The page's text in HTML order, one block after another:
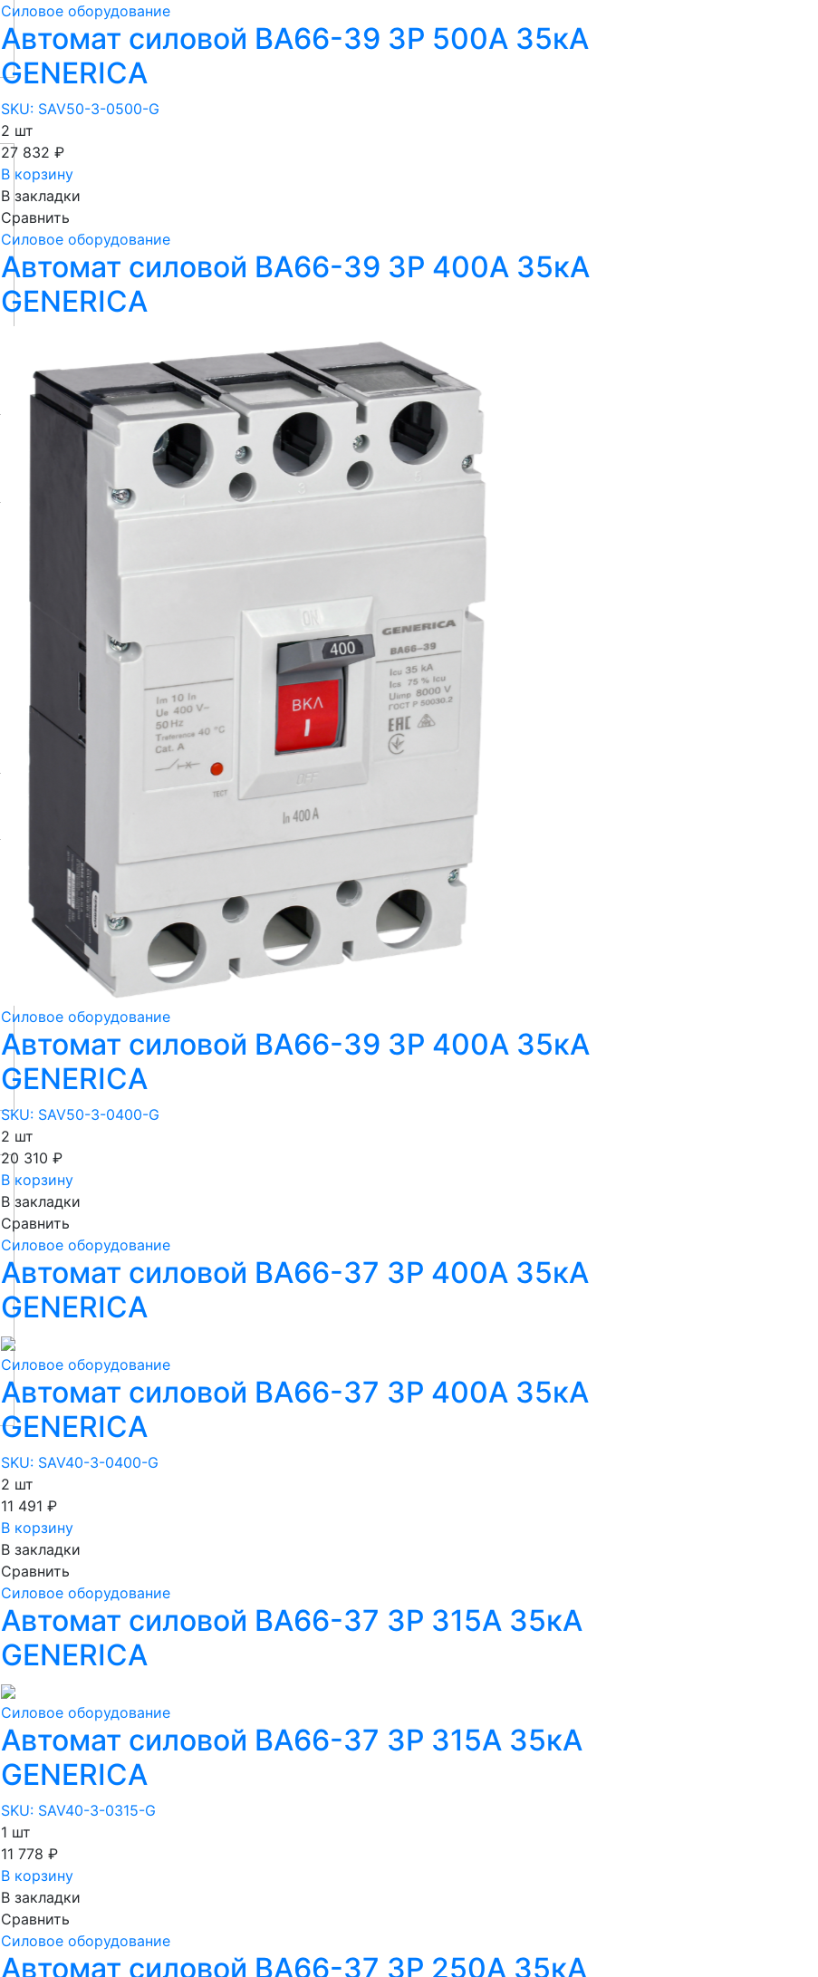
Силовое оборудование
Автомат силовой ВА66-39 3Р 500А 35кА
GENERICA
SKU: SAV50-3-0500-G
2 шт
27 832 ₽
В корзину
В закладки
Сравнить
Силовое оборудование
Автомат силовой ВА66-39 3Р 400А 35кА
GENERICA
Силовое оборудование
Автомат силовой ВА66-39 3Р 400А 35кА
GENERICA
SKU: SAV50-3-0400-G
2 шт
20 310 ₽
В корзину
В закладки
Сравнить
Силовое оборудование
Автомат силовой ВА66-37 3Р 400А 35кА
GENERICA
Силовое оборудование
Автомат силовой ВА66-37 3Р 400А 35кА
GENERICA
SKU: SAV40-3-0400-G
2 шт
11 491 ₽
В корзину
В закладки
Сравнить
Силовое оборудование
Автомат силовой ВА66-37 3Р 315А 35кА
GENERICA
Силовое оборудование
Автомат силовой ВА66-37 3Р 315А 35кА
GENERICA
SKU: SAV40-3-0315-G
1 шт
11 778 ₽
В корзину
В закладки
Сравнить
Силовое оборудование
Автомат силовой ВА66-37 3Р 250А 35кА